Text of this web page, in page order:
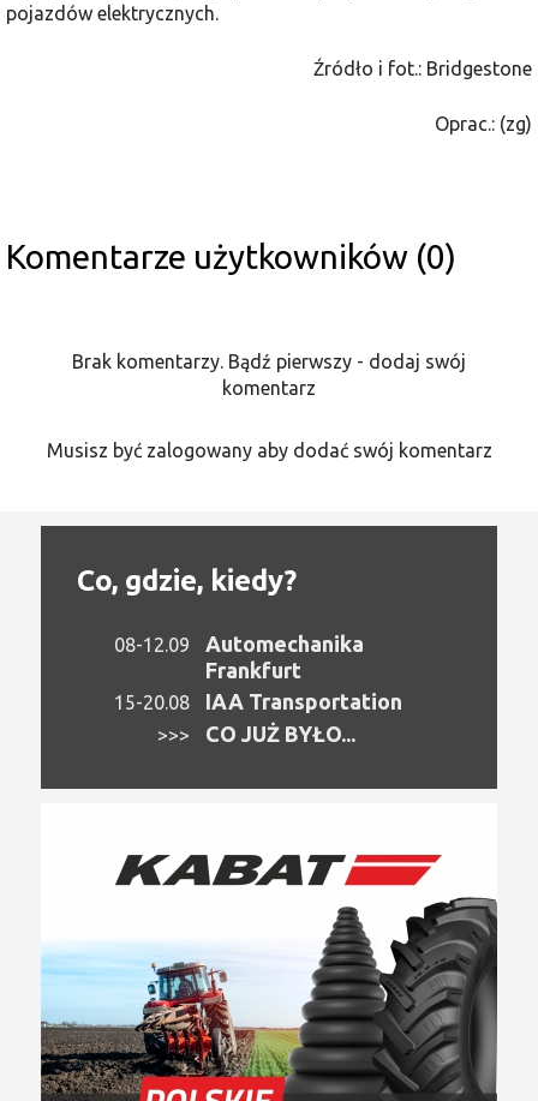
pojazdów elektrycznych.
Źródło i fot.: Bridgestone
Oprac.: (zg)
Komentarze użytkowników (0)
Brak komentarzy. Bądź pierwszy - dodaj swój
komentarz
Musisz być zalogowany aby dodać swój komentarz
Co, gdzie, kiedy?
08-12.09
Automechanika
Frankfurt
15-20.08 IAA Transportation
>>> CO JUŻ BYŁO...